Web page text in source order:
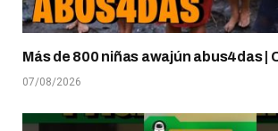
Más de 800 niñas awajún abus4das |
07/08/2026